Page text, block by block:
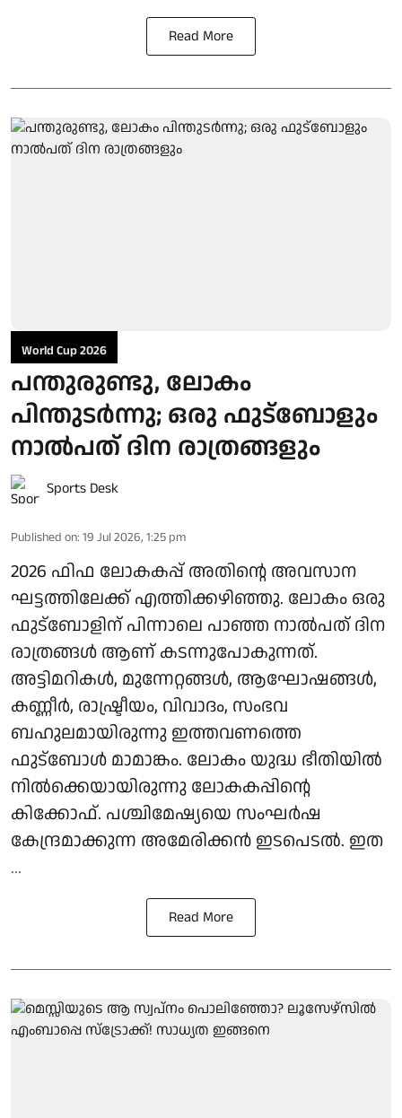
Read More
World Cup 2026
പന്തുരുണ്ടു, ലോകം
പിന്തുടര്‍ന്നു; ഒരു ഫുട്‌ബോളും
നാല്‍പത് ദിന രാത്രങ്ങളും
Sports Desk
Published on: 19 Jul 2026, 1:25 pm
2026 ഫിഫ ലോകകപ്പ് അതിന്റെ അവസാന
ഘട്ടത്തിലേക്ക് എത്തിക്കഴിഞ്ഞു. ലോകം ഒരു
ഫുട്‌ബോളിന് പിന്നാലെ പാഞ്ഞ നാല്‍പത് ദിന
രാത്രങ്ങള്‍ ആണ് കടന്നുപോകുന്നത്.
അട്ടിമറികള്‍, മുന്നേറ്റങ്ങള്‍, ആഘോഷങ്ങള്‍,
കണ്ണീര്‍, രാഷ്ട്രീയം, വിവാദം, സംഭവ
ബഹുലമായിരുന്നു ഇത്തവണത്തെ
ഫുട്‌ബോള്‍ മാമാങ്കം. ലോകം യുദ്ധ ഭീതിയില്‍
നില്‍ക്കെയായിരുന്നു ലോകകപ്പിന്റെ
കിക്കോഫ്. പശ്ചിമേഷ്യയെ സംഘര്‍ഷ
കേന്ദ്രമാക്കുന്ന അമേരിക്കന്‍ ഇടപെടല്‍. ഇത
...
Read More